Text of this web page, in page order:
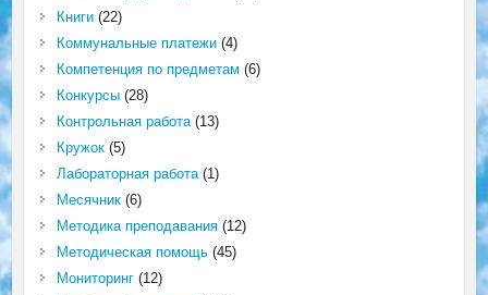
Книги(22)
Коммунальные платежи(4)
Компетенция по предметам (6)
Конкурсы(28)
Контрольная работа(13)
Кружок(5)
Лабораторная работа(1)
Месячник(6)
Методика преподавания(12)
Методическая помощь(45)
Мониторинг(12)